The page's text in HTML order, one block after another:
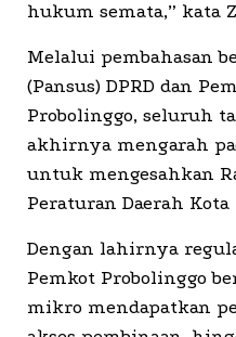
hukum semata,” kata
Melalui pembahasan
(Pansus) DPRD dan
Probolinggo, seluruh
akhirnya mengarah
untuk mengesahkan
Peraturan Daerah Kota
Dengan lahirnya
Pemkot Probolinggo
mikro mendapatkan